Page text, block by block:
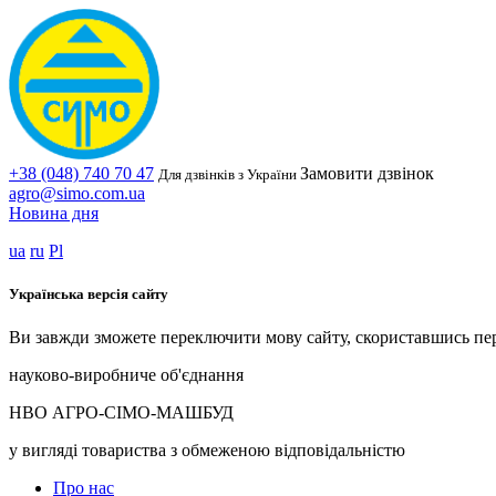
+38 (048) 740 70 47 Для дзвінків з України Замовити дзвінок
agro@simo.com.ua
Новина дня
ua ru Pl
Українська версія сайту
Ви завжди зможете переключити мову сайту, скориставшись
науково-виробниче об'єднання
НВО АГРО-СІМО-МАШБУД
у вигляді товариства з обмеженою відповідальністю
Про нас